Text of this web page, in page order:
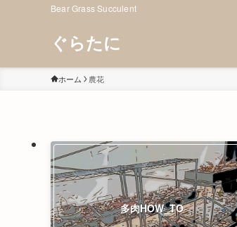
Bear Grass Succulent
ぐらたに
ホーム 農花
多肉HOW_TO